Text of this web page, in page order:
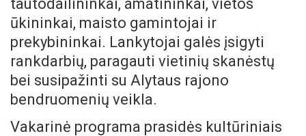
tautodailininkai, amatininkai, vietos
ūkininkai, maisto gamintojai ir
prekybininkai. Lankytojai galės įsigyti
rankdarbių, paragauti vietinių skanėstų
bei susipažinti su Alytaus rajono
bendruomenių veikla.
Vakarinė programa prasidės kultūriniais